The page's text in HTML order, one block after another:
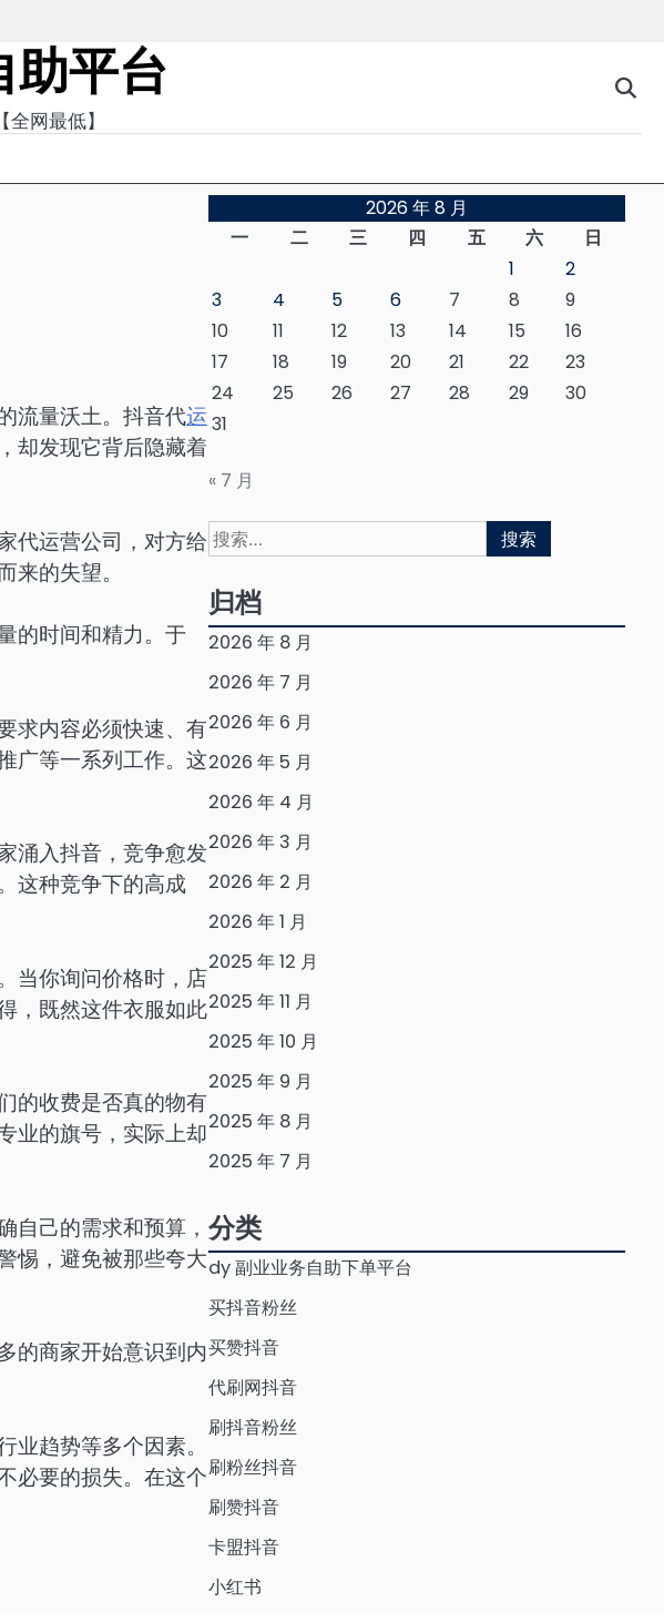
助平台
网最低】
流量沃土。抖音代运
却发现它背后隐藏着
代运营公司，对方给
的失望。
的时间和精力。于
求内容必须快速、有
广等一系列工作。这
涌入抖音，竞争愈发
这种竞争下的高成
当你询问价格时，店
，既然这件衣服如此
的收费是否真的物有
业的旗号，实际上却
自己的需求和预算，
惕，避免被那些夸大
的商家开始意识到内
趋势等多个因素。
必要的损失。在这个
2026 年 8 月
一
二 三 四 五 六
日
1
2
3
4 5 6 7 8
9
10
11 12 13 14 15
16
17
18 19 20 21 22
23
24
25 26 27 28 29
30
31
« 7 月
搜
索：
归档
2026 年 8 月
2026 年 7 月
2026 年 6 月
2026 年 5 月
2026 年 4 月
2026 年 3 月
2026 年 2 月
2026 年 1 月
2025 年 12 月
2025 年 11 月
2025 年 10 月
2025 年 9 月
2025 年 8 月
2025 年 7 月
分类
dy 副业业务自助下单平台
买抖音粉丝
买赞抖音
代刷网抖音
刷抖音粉丝
刷粉丝抖音
刷赞抖音
卡盟抖音
小红书